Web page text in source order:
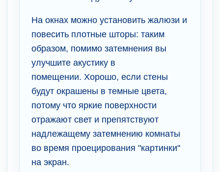
На окнах можно установить жалюзи и
повесить плотные шторы: таким
образом, помимо затемнения вы
улучшите акустику в
помещении. Хорошо, если стены
будут окрашены в темные цвета,
потому что яркие поверхности
отражают свет и препятствуют
надлежащему затемнению комнаты
во время проецирования "картинки"
на экран.